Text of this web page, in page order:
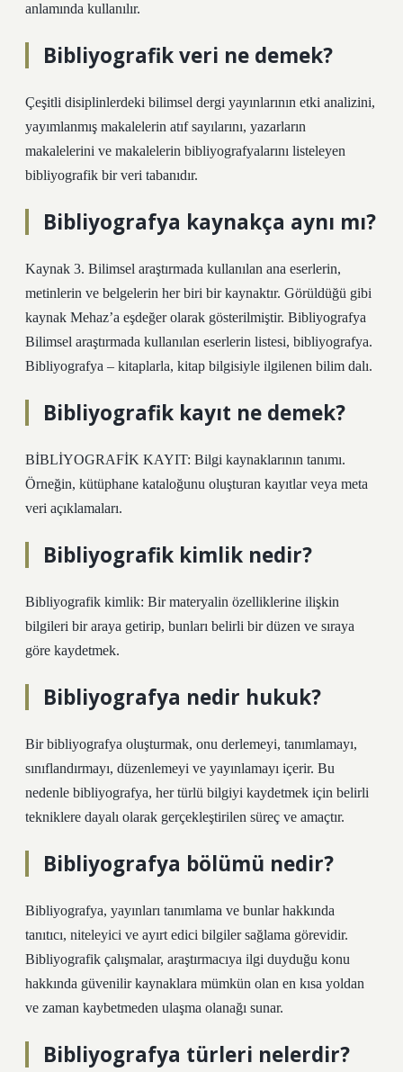
anlamında kullanılır.
Bibliyografik veri ne demek?
Çeşitli disiplinlerdeki bilimsel dergi yayınlarının etki analizini,
yayımlanmış makalelerin atıf sayılarını, yazarların
makalelerini ve makalelerin bibliyografyalarını listeleyen
bibliyografik bir veri tabanıdır.
Bibliyografya kaynakça aynı mı?
Kaynak 3. Bilimsel araştırmada kullanılan ana eserlerin,
metinlerin ve belgelerin her biri bir kaynaktır. Görüldüğü gibi
kaynak Mehaz’a eşdeğer olarak gösterilmiştir. Bibliyografya
Bilimsel araştırmada kullanılan eserlerin listesi, bibliyografya.
Bibliyografya – kitaplarla, kitap bilgisiyle ilgilenen bilim dalı.
Bibliyografik kayıt ne demek?
BİBLİYOGRAFİK KAYIT: Bilgi kaynaklarının tanımı.
Örneğin, kütüphane kataloğunu oluşturan kayıtlar veya meta
veri açıklamaları.
Bibliyografik kimlik nedir?
Bibliyografik kimlik: Bir materyalin özelliklerine ilişkin
bilgileri bir araya getirip, bunları belirli bir düzen ve sıraya
göre kaydetmek.
Bibliyografya nedir hukuk?
Bir bibliyografya oluşturmak, onu derlemeyi, tanımlamayı,
sınıflandırmayı, düzenlemeyi ve yayınlamayı içerir. Bu
nedenle bibliyografya, her türlü bilgiyi kaydetmek için belirli
tekniklere dayalı olarak gerçekleştirilen süreç ve amaçtır.
Bibliyografya bölümü nedir?
Bibliyografya, yayınları tanımlama ve bunlar hakkında
tanıtıcı, niteleyici ve ayırt edici bilgiler sağlama görevidir.
Bibliyografik çalışmalar, araştırmacıya ilgi duyduğu konu
hakkında güvenilir kaynaklara mümkün olan en kısa yoldan
ve zaman kaybetmeden ulaşma olanağı sunar.
Bibliyografya türleri nelerdir?